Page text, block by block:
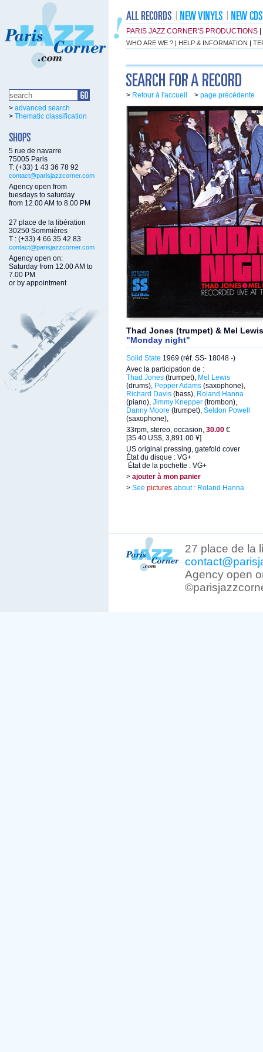
PARIS JAZZ CORNER'S PRODUCTIONS
WHO ARE WE ? | HELP & INFORMATION |
> advanced search
> Thematic classification
5 rue de navarre
75005 Paris
T: (+33) 1 43 36 78 92
contact@parisjazzcorner.com
Agency open from
tuesdays to saturday
from 12.00 AM to 8.00 PM
27 place de la libération
30250 Sommières
T : (+33) 4 66 35 42 83
contact@parisjazzcorner.com
Agency open on:
Saturday from 12.00 AM to
7.00 PM
or by appointment
> Retour à l'accueil > page précédente
Thad Jones (trumpet) & Mel
"Monday night"
Solid State 1969 (réf. SS- 18048 -)
Avec la participation de :
Thad Jones (trumpet), Mel Lewis
(drums), Pepper Adams (saxophone),
Richard Davis (bass), Roland Hanna
(piano), Jimmy Knepper (trombon),
Danny Moore (trumpet), Seldon Powell
(saxophone),
33rpm, stereo, occasion, 30.00 €
[35.40 US$, 3,891.00 ¥]
US original pressing, gatefold cover
État du disque : VG+
État de la pochette : VG+
> ajouter à mon panier
> See pictures about : Roland Hanna
27 place de la
Agency open